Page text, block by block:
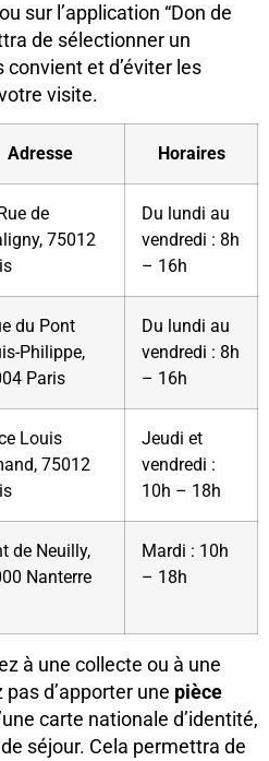
sur l’application “Don de
de sélectionner un
et d’éviter les
visite.
Adresse Horaires
de
75012
Du lundi au
vendredi : 8h
– 16h
du Pont
Philippe,
Paris
Du lundi au
vendredi : 8h
– 16h
Louis
75012
Jeudi et
vendredi :
10h – 18h
de Neuilly,
Nanterre
Mardi : 10h
– 18h
à une collecte ou à une
pas d’apporter une pièce
carte nationale d’identité,
séjour. Cela permettra de